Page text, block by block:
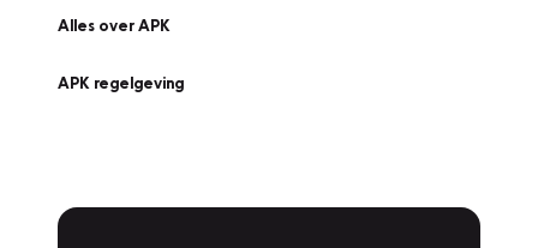
Alles over APK
APK regelgeving